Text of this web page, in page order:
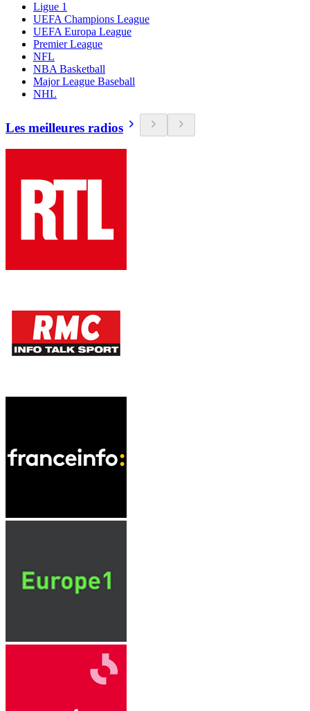
Ligue 1
UEFA Champions League
UEFA Europa League
Premier League
NFL
NBA Basketball
Major League Baseball
NHL
Les meilleures radios